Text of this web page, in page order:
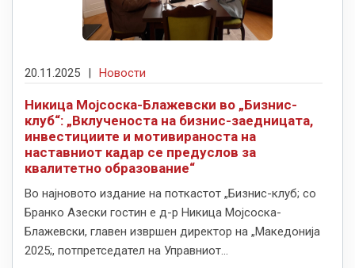
20.11.2025 | Новости
Никица Мојсоска-Блажевски во „Бизнис-
клуб“: „Вклученоста на бизнис-заедницата,
инвестициите и мотивираноста на
наставниот кадар се предуслов за
квалитетно образование“
Во најновото издание на поткастот „Бизнис-клуб; со
Бранко Азески гостин е д-р Никица Мојсоска-
Блажевски, главен извршен директор на „Македонија
2025;, потпретседател на Управниот...